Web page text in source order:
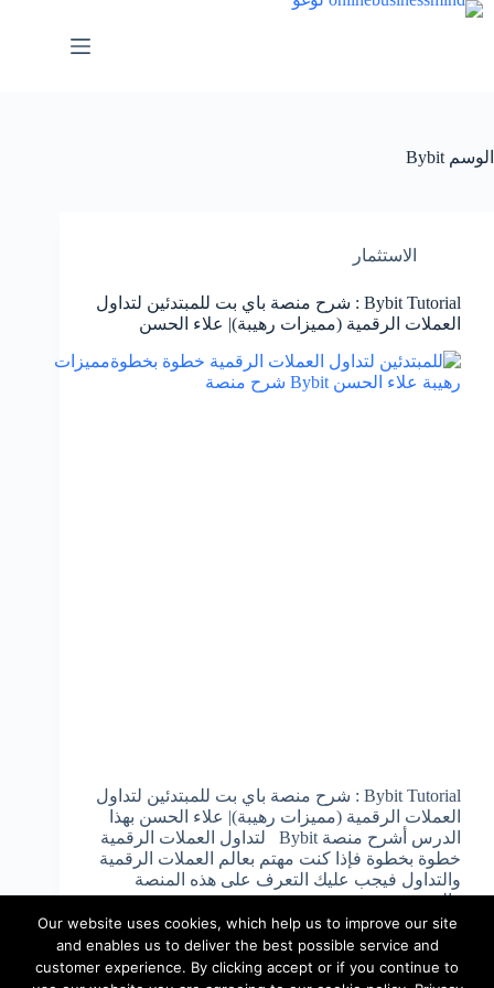
التجاوز
الوسم
الاستثمار
Bybit Tutorial : شرح منصة باي بت للمبتدئين لتداول
العملات الرقمية (مميزات رهيبة)| علاء الحسن
Bybit Tutorial : شرح منصة باي بت للمبتدئين لتداول
العملات الرقمية (مميزات رهيبة)| علاء الحسن بهذا
الدرس أشرح منصة Bybit لتداول العملات الرقمية
خطوة بخطوة فإذا كنت مهتم بعالم العملات الرقمية
والتداول فيجب عليك التعرف على هذه المنصة
والتي…
admin
04/28/2023
Our website uses cookies, which help us to improve our site
and enables us to deliver the best possible service and
customer experience. By clicking accept or if you continue to